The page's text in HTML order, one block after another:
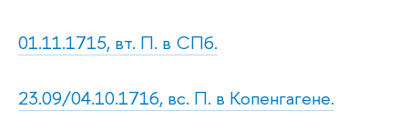
01.11.1715, вт. П. в СПб.
23.09/04.10.1716, вс. П. в Копенгагене.